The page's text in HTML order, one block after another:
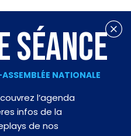
SÉANCE
NATIONALE
l’agenda
infos de la
de nos